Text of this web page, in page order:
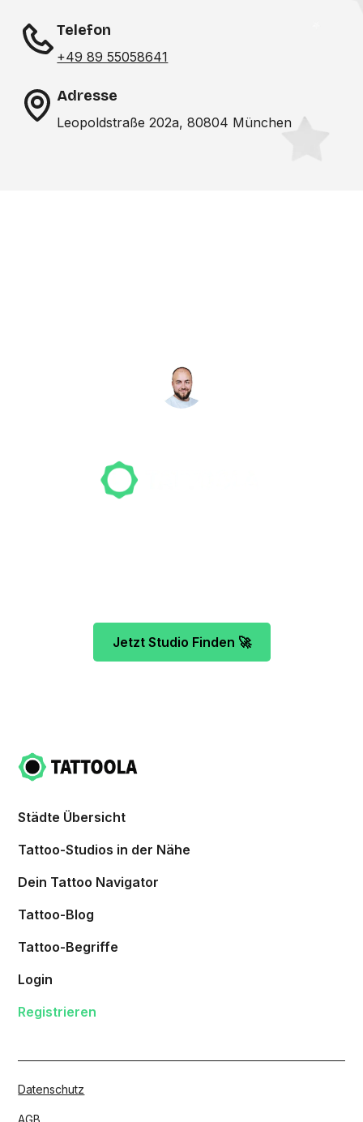
Telefon
+49 89 55058641
Adresse
Leopoldstraße 202a, 80804 München
Jetzt Studio Finden 🚀
Städte Übersicht
Tattoo-Studios in der Nähe
Dein Tattoo Navigator
Tattoo-Blog
Tattoo-Begriffe
Login
Registrieren
Datenschutz
AGB